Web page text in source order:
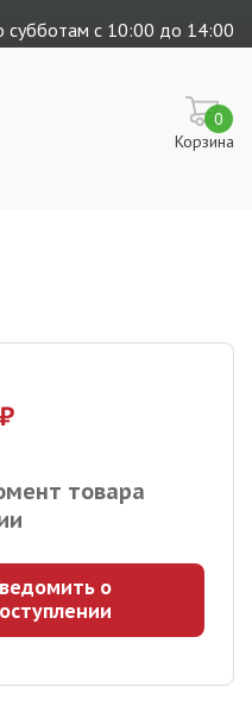
субботам с 10:00 до 14:00
Корзина
0
₽
товара
о